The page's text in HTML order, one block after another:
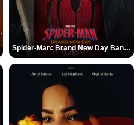
Spider-Man: Brand New Day Bande-annonce VO STFR